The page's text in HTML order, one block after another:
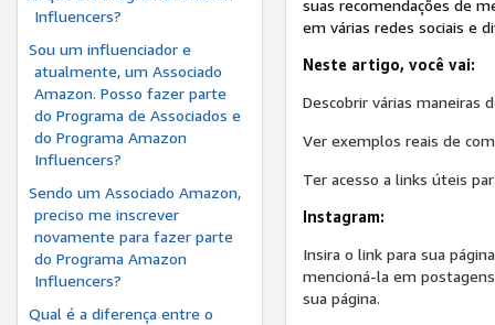
Influencers?
Sou um influenciador e
atualmente, um Associado
Amazon. Posso fazer parte
do Programa de Associados e
do Programa Amazon
Influencers?
Sendo um Associado Amazon,
preciso me inscrever
novamente para fazer parte
do Programa Amazon
Influencers?
Qual é a diferença entre o
suas recomendações de
em várias redes sociais e
Neste artigo, você vai:
Descobrir várias maneiras
Ver exemplos reais de
Ter acesso a links úteis
Instagram:
Insira o link para sua
mencioná-la em
sua página.